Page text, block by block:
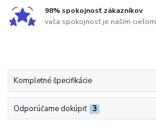
98% spokojnosť zákazníkov
vaša spokojnosť je naším cieľom
Kompletné špecifikácie
Odporúčame dokúpiť 3